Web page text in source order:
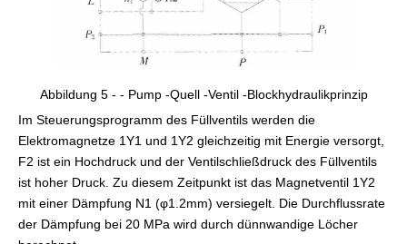
Abbildung 5 - - Pump -Quell -Ventil -Blockhydraulikprinzip
Im Steuerungsprogramm des Füllventils werden die
Elektromagnetze 1Y1 und 1Y2 gleichzeitig mit Energie versorgt,
F2 ist ein Hochdruck und der Ventilschließdruck des Füllventils
ist hoher Druck. Zu diesem Zeitpunkt ist das Magnetventil 1Y2
mit einer Dämpfung N1 (φ1.2mm) versiegelt. Die Durchflussrate
der Dämpfung bei 20 MPa wird durch dünnwandige Löcher